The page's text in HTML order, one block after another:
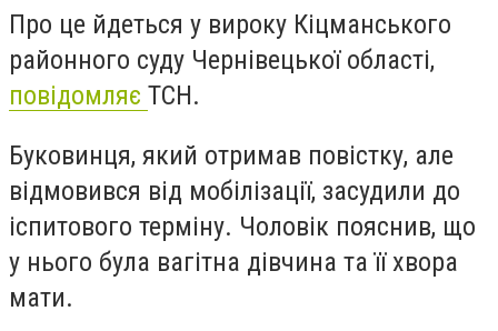
Про це йдеться у вироку Кіцманського
районного суду Чернівецької області,
повідомляє ТСН.
Буковинця, який отримав повістку, але
відмовився від мобілізації, засудили до
іспитового терміну. Чоловік пояснив, що
у нього була вагітна дівчина та її хвора
мати.